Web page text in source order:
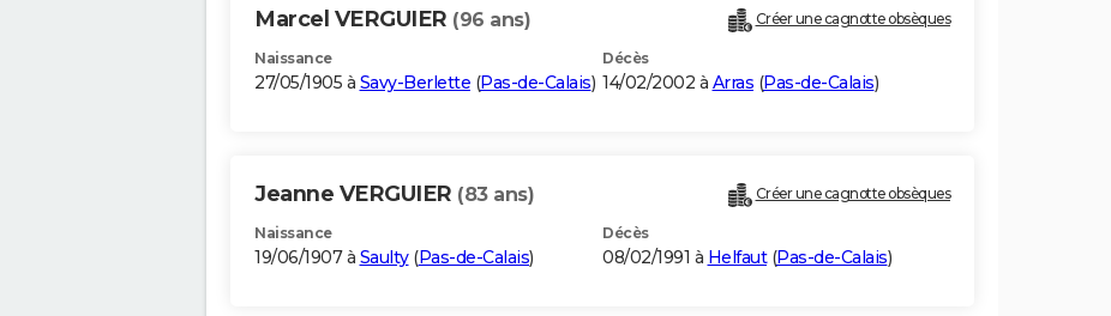
Marcel VERGUIER (96 ans) Créer une cagnotte obsèques
Naissance
27/05/1905 à Savy-Berlette (Pas-de-Calais)
Décès
14/02/2002 à Arras (Pas-de-Calais)
Jeanne VERGUIER (83 ans) Créer une cagnotte obsèques
Naissance
19/06/1907 à Saulty(Pas-de-Calais)
Décès
08/02/1991 à Helfaut(Pas-de-Calais)